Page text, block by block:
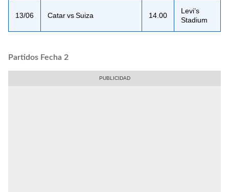
13/06 Catar vs Suiza 14.00
Levi’s
Stadium
Partidos Fecha 2